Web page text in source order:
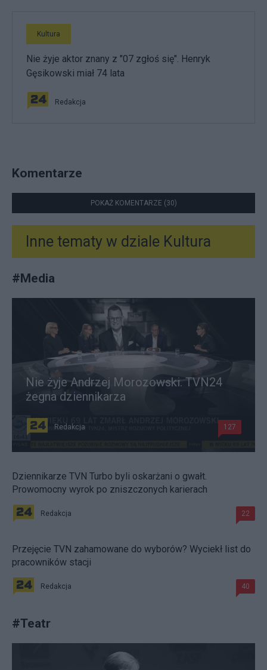
Kultura
Nie żyje aktor znany z "07 zgłoś się". Henryk
Gęsikowski miał 74 lata
Redakcja
Komentarze
POKAŻ KOMENTARZE (30)
Inne tematy w dziale Kultura
#Media
Nie żyje Andrzej Morozowski. TVN24
żegna dziennikarza
Redakcja 127
Dziennikarze TVN Turbo byli oskarżani o gwałt.
Prowomocny wyrok po zniszczonych karierach
Redakcja 22
Przejęcie TVN zahamowane do wyborów? Wyciekł list do
pracowników stacji
Redakcja 40
#Teatr